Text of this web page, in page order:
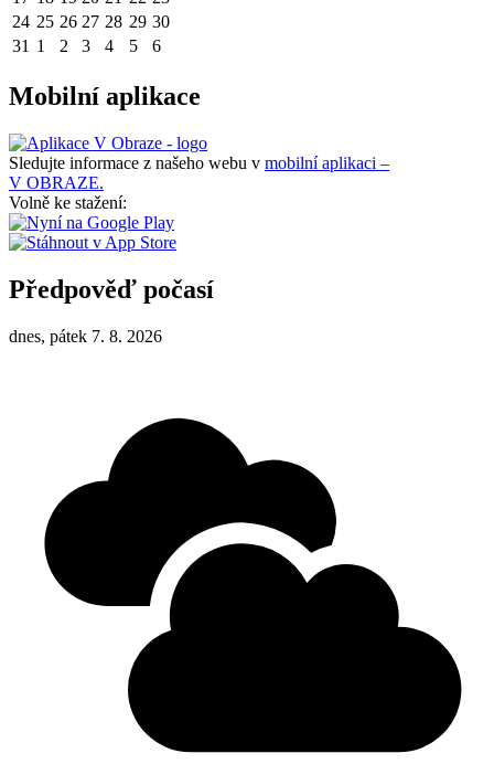
24 25 26 27 28 29 30
31 1 2 3 4 5 6
Mobilní aplikace
Sledujte informace z našeho webu v mobilní aplikaci –
V OBRAZE.
Volně ke stažení:
Předpověď počasí
dnes, pátek 7. 8. 2026